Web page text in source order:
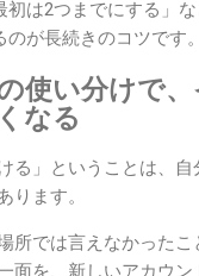
初は2つまでにする」
が長続きのコツです。
使い分けで
なる
る」ということは、
ります。
所では言えなかった
面を、新しいアカウン